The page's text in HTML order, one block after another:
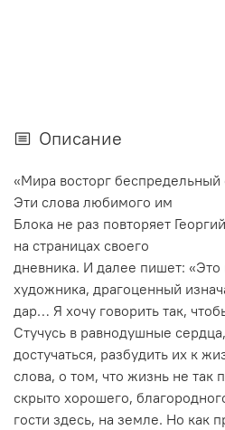
Описание
«Мира восторг беспредельный
Эти слова любимого им
Блока не раз повторяет
на страницах своего
дневника. И далее пишет: «Это
художника, драгоценный
дар… Я хочу говорить так,
Стучусь в равнодушные
достучаться, разбудить их к
слова, о том, что жизнь не так
скрыто хорошего,
гости здесь, на земле. Но как